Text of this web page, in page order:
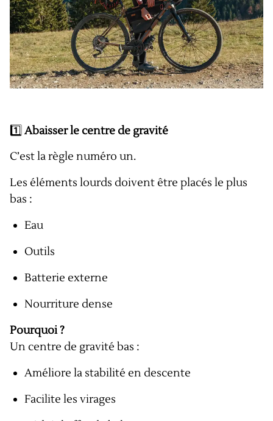
1️⃣Abaisser le centre de gravité
C’est la règle numéro un.
Les éléments lourds doivent être placés le plus
bas :
Eau
Outils
Batterie externe
Nourriture dense
Pourquoi ?
Un centre de gravité bas :
Améliore la stabilité en descente
Facilite les virages